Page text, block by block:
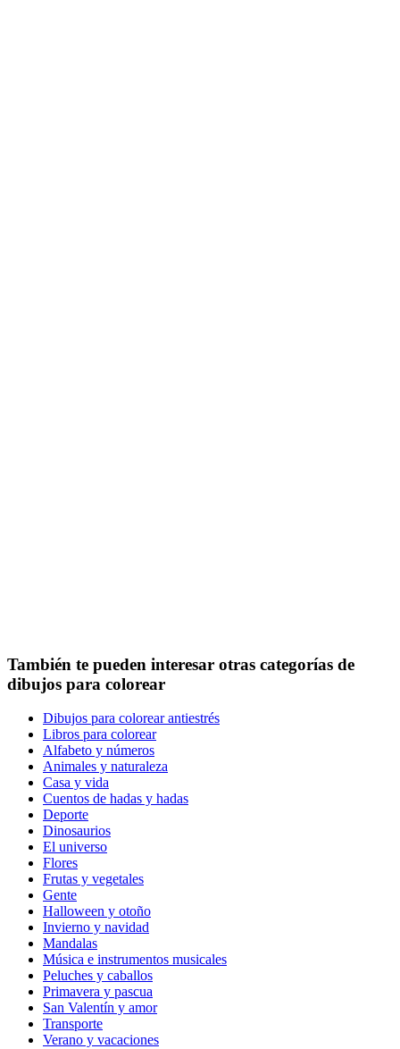
También te pueden interesar otras categorías de
dibujos para colorear
Dibujos para colorear antiestrés
Libros para colorear
Alfabeto y números
Animales y naturaleza
Casa y vida
Cuentos de hadas y hadas
Deporte
Dinosaurios
El universo
Flores
Frutas y vegetales
Gente
Halloween y otoño
Invierno y navidad
Mandalas
Música e instrumentos musicales
Peluches y caballos
Primavera y pascua
San Valentín y amor
Transporte
Verano y vacaciones